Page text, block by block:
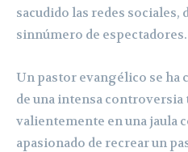
sacudido las redes sociales,
sinnúmero de espectadores.
Un pastor evangélico se
de una intensa controversia
valientemente en una jaula
apasionado de recrear un